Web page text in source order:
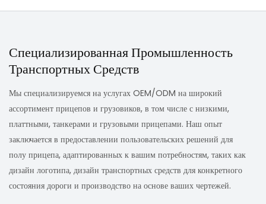
Специализированная Промышленность
Транспортных Средств
Мы специализируемся на услугах OEM/ODM на широкий
ассортимент прицепов и грузовиков, в том числе с низкими,
платтными, танкерами и грузовыми прицепами. Наш опыт
заключается в предоставлении пользовательских решений для
полу прицепа, адаптированных к вашим потребностям, таких как
дизайн логотипа, дизайн транспортных средств для конкретного
состояния дороги и производство на основе ваших чертежей.